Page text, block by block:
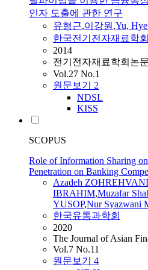
인자 도출에 관한 연구
유형근,이강원,Yu,
한국전기전자재료학회
2014
전기전자재료학회논문
Vol.27 No.1
원문보기 2
NDSL
KISS
SCOPUS
Role of Information Sharing
Penetration on Banking
Azadeh
IBRAHIM,Muzafar
YUSOP,Nur Syazwani
한국유통과학회
2020
The Journal of Asian
Vol.7 No.11
원문보기 4